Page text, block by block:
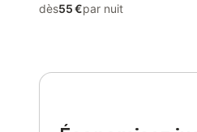
dès55 €par nuit